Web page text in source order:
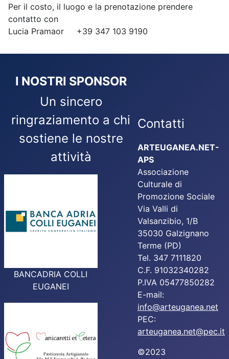
Per il costo, il luogo e la prenotazione prendere
contatto con
Lucia Pramaor +39 347 103 9190
I NOSTRI SPONSOR
Un sincero
ringraziamento a chi
sostiene le nostre
attività
BANCADRIA COLLI
EUGANEI
Contatti
ARTEUGANEA.NET-
APS
Associazione
Culturale di
Promozione Sociale
Via Valli di
Valsanzibio, 1/B
35030 Galzignano
Terme (PD)
Tel. 347 7111820
C.F. 91032340282
P.IVA 05477850282
E-mail:
info@arteuganea.net
PEC:
arteuganea.net@pec.it
©2023